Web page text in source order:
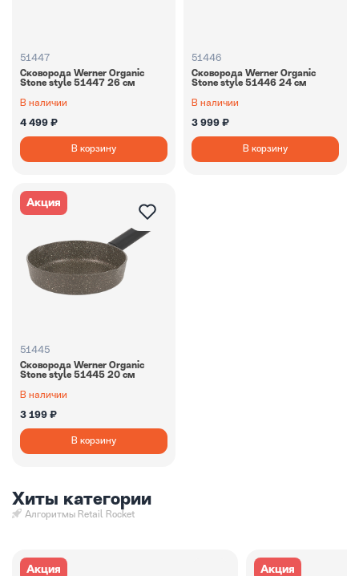
51447
Сковорода Werner Organic
Stone style 51447 26 см
В наличии
4 499 ₽
В корзину
51446
Сковорода Werner Organic
Stone style 51446 24 см
В наличии
3 999 ₽
В корзину
Акция
51445
Сковорода Werner Organic
Stone style 51445 20 см
В наличии
3 199 ₽
В корзину
Хиты категории
Алгоритмы Retail Rocket
Акция Акция